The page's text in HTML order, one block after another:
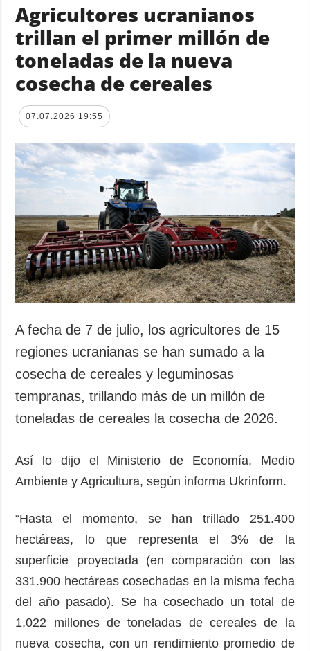
Agricultores ucranianos
trillan el primer millón de
toneladas de la nueva
cosecha de cereales
07.07.2026 19:55
A fecha de 7 de julio, los agricultores de 15
regiones ucranianas se han sumado a la
cosecha de cereales y leguminosas
tempranas, trillando más de un millón de
toneladas de cereales la cosecha de 2026.
Así lo dijo el Ministerio de Economía, Medio
Ambiente y Agricultura, según informa Ukrinform.
“Hasta el momento, se han trillado 251.400
hectáreas, lo que representa el 3% de la
superficie proyectada (en comparación con las
331.900 hectáreas cosechadas en la misma fecha
del año pasado). Se ha cosechado un total de
1,022 millones de toneladas de cereales de la
nueva cosecha, con un rendimiento promedio de